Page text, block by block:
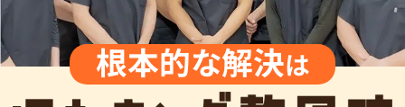
根本的な解決は